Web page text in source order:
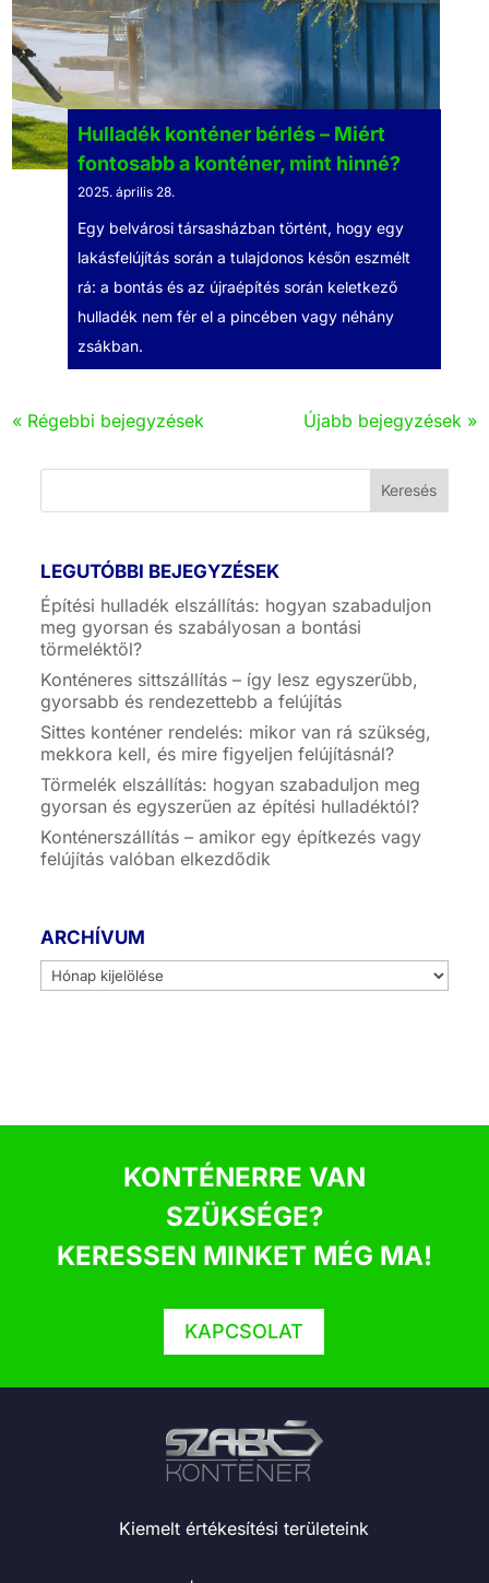
Hulladék konténer bérlés – Miért
fontosabb a konténer, mint hinné?
2025. április 28.
Egy belvárosi társasházban történt, hogy egy
lakásfelújítás során a tulajdonos későn eszmélt
rá: a bontás és az újraépítés során keletkező
hulladék nem fér el a pincében vagy néhány
zsákban.
« Régebbi bejegyzések Újabb bejegyzések »
LEGUTÓBBI BEJEGYZÉSEK
Építési hulladék elszállítás: hogyan szabaduljon
meg gyorsan és szabályosan a bontási
törmeléktől?
Konténeres sittszállítás – így lesz egyszerűbb,
gyorsabb és rendezettebb a felújítás
Sittes konténer rendelés: mikor van rá szükség,
mekkora kell, és mire figyeljen felújításnál?
Törmelék elszállítás: hogyan szabaduljon meg
gyorsan és egyszerűen az építési hulladéktól?
Konténerszállítás – amikor egy építkezés vagy
felújítás valóban elkezdődik
ARCHÍVUM
Archívum
KONTÉNERRE VAN
SZÜKSÉGE?
KERESSEN MINKET MÉG MA!
KAPCSOLAT
Kiemelt értékesítési területeink